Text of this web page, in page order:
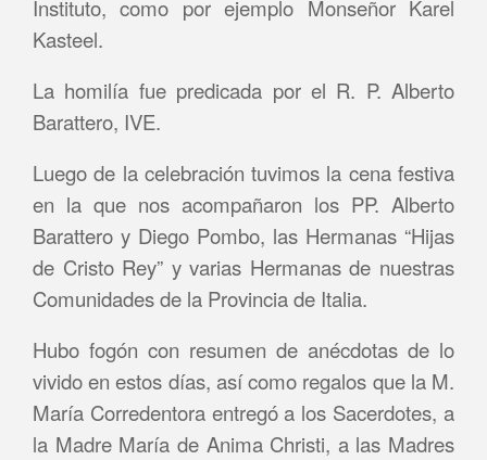
Instituto, como por ejemplo Monseñor Karel
Kasteel.
La homilía fue predicada por el R. P. Alberto
Barattero, IVE.
Luego de la celebración tuvimos la cena festiva
en la que nos acompañaron los PP. Alberto
Barattero y Diego Pombo, las Hermanas “Hijas
de Cristo Rey” y varias Hermanas de nuestras
Comunidades de la Provincia de Italia.
Hubo fogón con resumen de anécdotas de lo
vivido en estos días, así como regalos que la M.
María Corredentora entregó a los Sacerdotes, a
la Madre María de Anima Christi, a las Madres